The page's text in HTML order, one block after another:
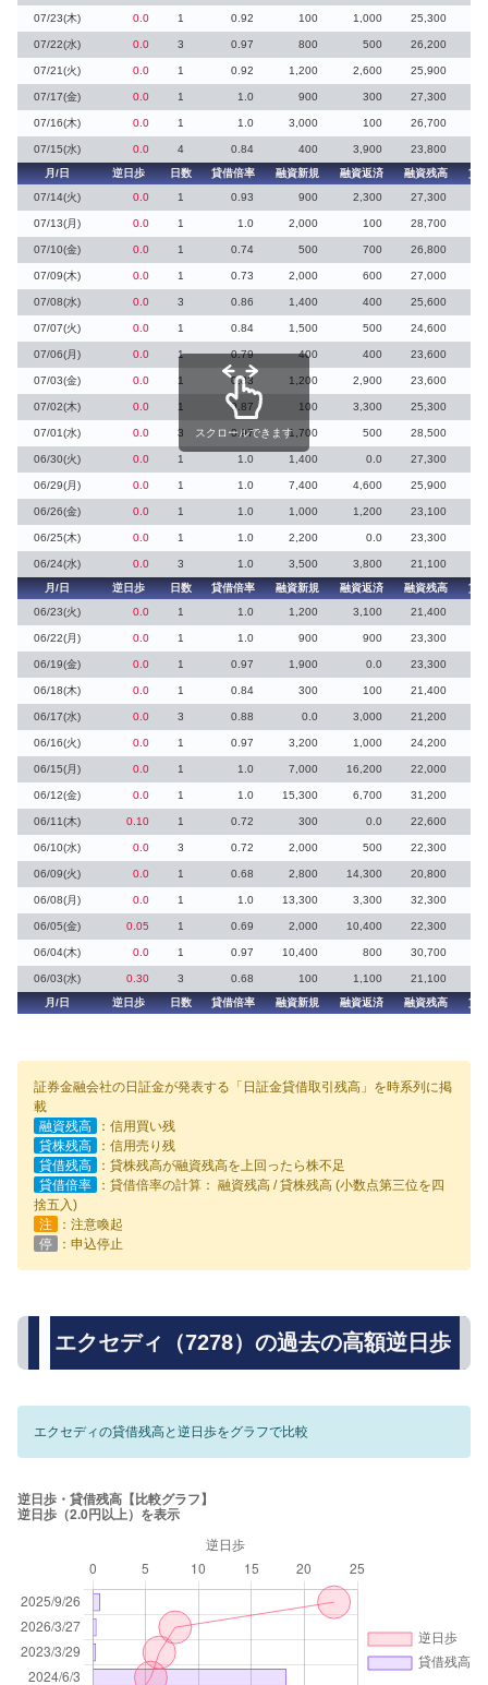
07/23(木) 0.0 1 0.92 100 1,000 25,300
07/22(水) 0.0 3 0.97 800 500 26,200
07/21(火) 0.0 1 0.92 1,200 2,600 25,900
07/17(金) 0.0 1 1.0 900 300 27,300
07/16(木) 0.0 1 1.0 3,000 100 26,700
07/15(水) 0.0 4 0.84 400 3,900
23,800
月/日
逆日歩 日数 貸借倍率 融資新規 融資返済 融資残高
貸
07/14(火)
0.0 1 0.93 900 2,300 27,300
07/13(月) 0.0 1 1.0 2,000 100 28,700
07/10(金) 0.0 1 0.74 500 700 26,800
07/09(木) 0.0 1 0.73 2,000 600 27,000
07/08(水) 0.0 3 0.86 1,400 400 25,600
07/07(火) 0.0 1 0.84 1,500 500 24,600
07/06(月) 0.0 1 0.79 400 400 23,600
07/03(金) 0.0 1 0.83 1,200 2,900 23,600
07/02(木) 0.0 1 0.87 100 3,300 25,300
07/01(水) 0.0 3 0.97 1,700 500 28,500
06/30(火) 0.0 1 1.0 1,400 0.0 27,300
06/29(月) 0.0 1 1.0 7,400 4,600 25,900
06/26(金) 0.0 1 1.0 1,000 1,200 23,100
06/25(木) 0.0 1 1.0 2,200 0.0 23,300
06/24(水) 0.0 3 1.0 3,500 3,800
21,100
月/日
逆日歩 日数 貸借倍率 融資新規 融資返済 融資残高
貸
06/23(火)
0.0 1 1.0 1,200 3,100 21,400
06/22(月) 0.0 1 1.0 900 900 23,300
06/19(金) 0.0 1 0.97 1,900 0.0 23,300
06/18(木) 0.0 1 0.84 300 100 21,400
06/17(水) 0.0 3 0.88 0.0 3,000 21,200
06/16(火) 0.0 1 0.97 3,200 1,000 24,200
06/15(月) 0.0 1 1.0 7,000 16,200 22,000
06/12(金) 0.0 1 1.0 15,300 6,700 31,200
06/11(木) 0.10 1 0.72 300 0.0 22,600
06/10(水) 0.0 3 0.72 2,000 500 22,300
06/09(火) 0.0 1 0.68 2,800 14,300 20,800
06/08(月) 0.0 1 1.0 13,300 3,300 32,300
06/05(金) 0.05 1 0.69 2,000 10,400 22,300
06/04(木) 0.0 1 0.97 10,400 800 30,700
06/03(水) 0.30 3 0.68 100 1,100 21,100
月/日
逆日歩 日数 貸借倍率 融資新規 融資返済 融資残高 貸
スクロールできます
証券金融会社の日証金が発表する「日証金貸借取引残高」を時系列に掲
載
融資残高
：信用買い残
貸株残高
：信用売り残
貸借残高
：貸株残高が融資残高を上回ったら株不足
貸借倍率
：貸借倍率の計算： 融資残高 / 貸株残高 (小数点第三位を四
捨五入)
注
：注意喚起
停
：申込停止
エクセディ（7278）の過去の高額逆日歩
エクセディの貸借残高と逆日歩をグラフで比較